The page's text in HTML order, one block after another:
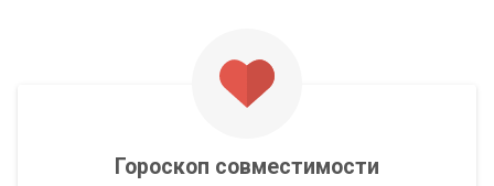
Гороскоп совместимости